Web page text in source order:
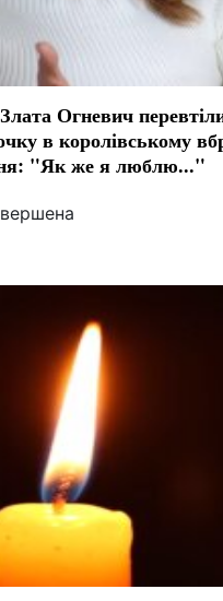
Огневич
в королівському
"Як же я люблю..."